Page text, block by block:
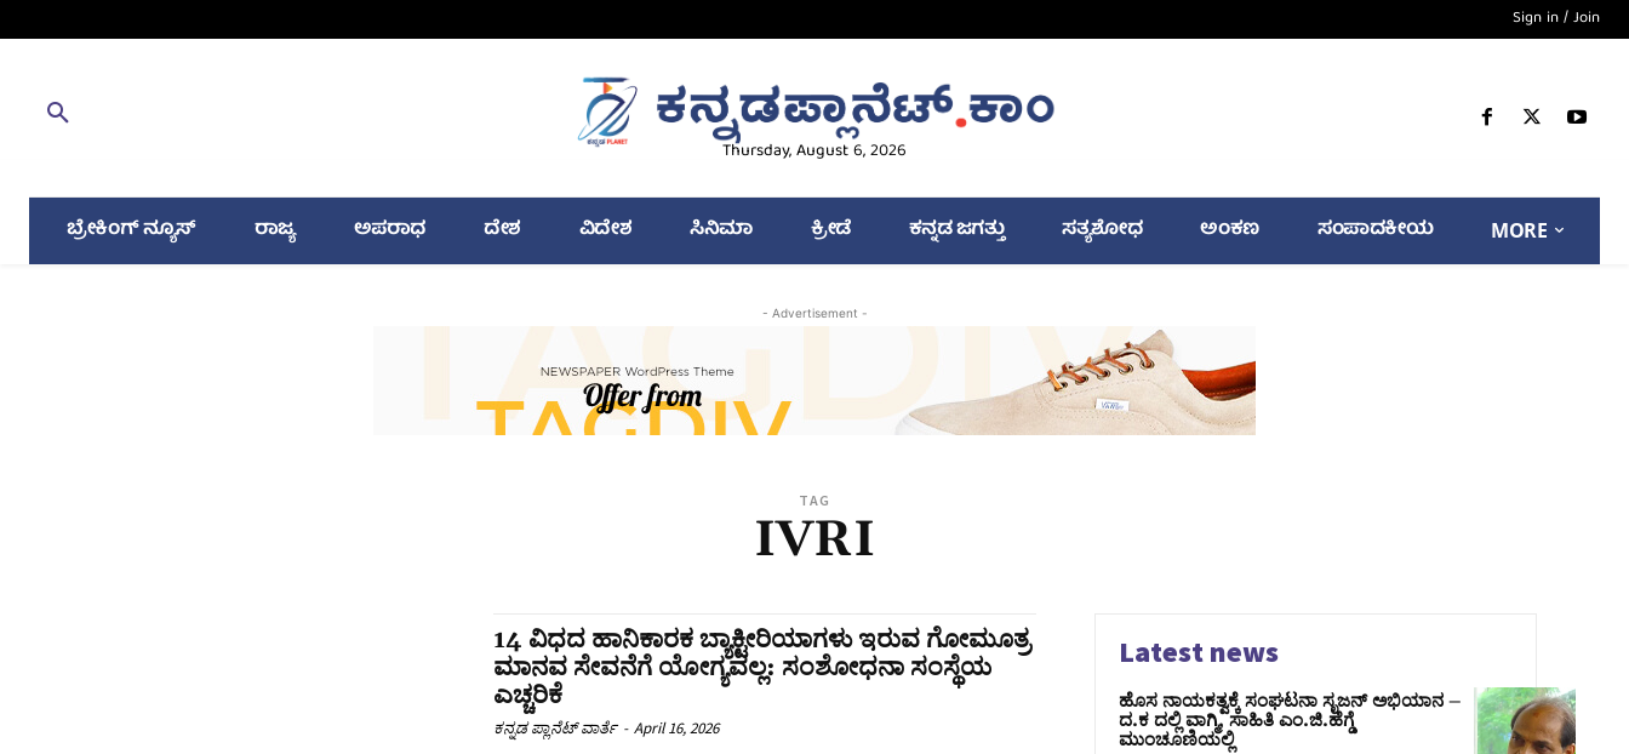
Sign in / Join
Thursday, August 6, 2026
ಬ್ರೇಕಿಂಗ್ ನ್ಯೂಸ್ ರಾಜ್ಯ ಅಪರಾಧ ದೇಶ ವಿದೇಶ ಸಿನಿಮಾ ಕ್ರೀಡೆ ಕನ್ನಡ ಜಗತ್ತು ಸತ್ಯಶೋಧ ಅಂಕಣ ಸಂಪಾದಕೀಯ MORE
- Advertisement -
TAG
IVRI
14 ವಿಧದ ಹಾನಿಕಾರಕ ಬ್ಯಾಕ್ಟೀರಿಯಾಗಳು ಇರುವ ಗೋಮೂತ್ರ
ಮಾನವ ಸೇವನೆಗೆ ಯೋಗ್ಯವಲ್ಲ: ಸಂಶೋಧನಾ ಸಂಸ್ಥೆಯ
ಎಚ್ಚರಿಕೆ
ಕನ್ನಡ ಪ್ಲಾನೆಟ್ ವಾರ್ತೆ - April 16, 2026
Latest news
ಹೊಸ ನಾಯಕತ್ವಕ್ಕೆ ಸಂಘಟನಾ ಸೃಜನ್ ಅಭಿಯಾನ –
ದ.ಕ ದಲ್ಲಿ ವಾಗ್ಮಿ, ಸಾಹಿತಿ ಎಂ.ಜಿ.ಹೆಗ್ಡೆ
ಮುಂಚೂಣಿಯಲ್ಲಿ